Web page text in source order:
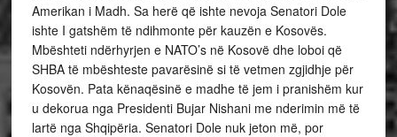
Amerikan i Madh. Sa herë që ishte nevoja Senatori Dole
ishte I gatshëm të ndihmonte për kauzën e Kosovës.
Mbështeti ndërhyrjen e NATO’s në Kosovë dhe loboi që
SHBA të mbështeste pavarësinë si të vetmen zgjidhje për
Kosovën. Pata kënaqësinë e madhe të jem i pranishëm kur
u dekorua nga Presidenti Bujar Nishani me nderimin më të
lartë nga Shqipëria. Senatori Dole nuk jeton më, por